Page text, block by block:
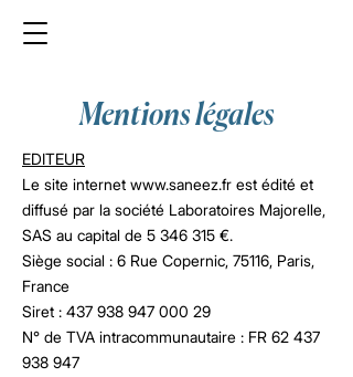
Mentions légales
EDITEUR
Le site internet www.saneez.fr est édité et
diffusé par la société Laboratoires Majorelle,
SAS au capital de 5 346 315 €.
Siège social : 6 Rue Copernic, 75116, Paris,
France
Siret : 437 938 947 000 29
N° de TVA intracommunautaire : FR 62 437
938 947